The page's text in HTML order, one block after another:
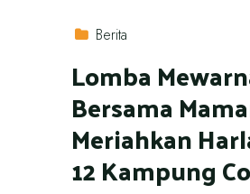
Berita
Lomba
Bersama
Meriahkan
12 Kampung